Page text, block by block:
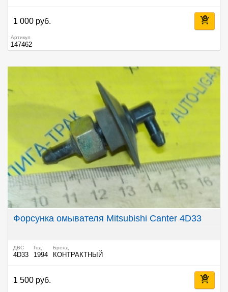
1 000 руб.
Артикул
147462
Форсунка омывателя Mitsubishi Canter 4D33
ДВС
4D33
Год
1994
Бренд
КОНТРАКТНЫЙ
1 500 руб.